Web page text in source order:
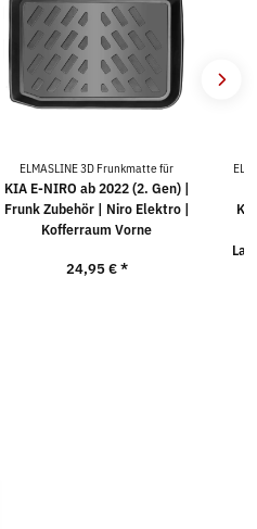
ELMASLINE 3D Frunkmatte für
KIA E-NIRO ab 2022 (2. Gen) |
Frunk Zubehör | Niro Elektro |
Kofferraum Vorne
24,95 €*